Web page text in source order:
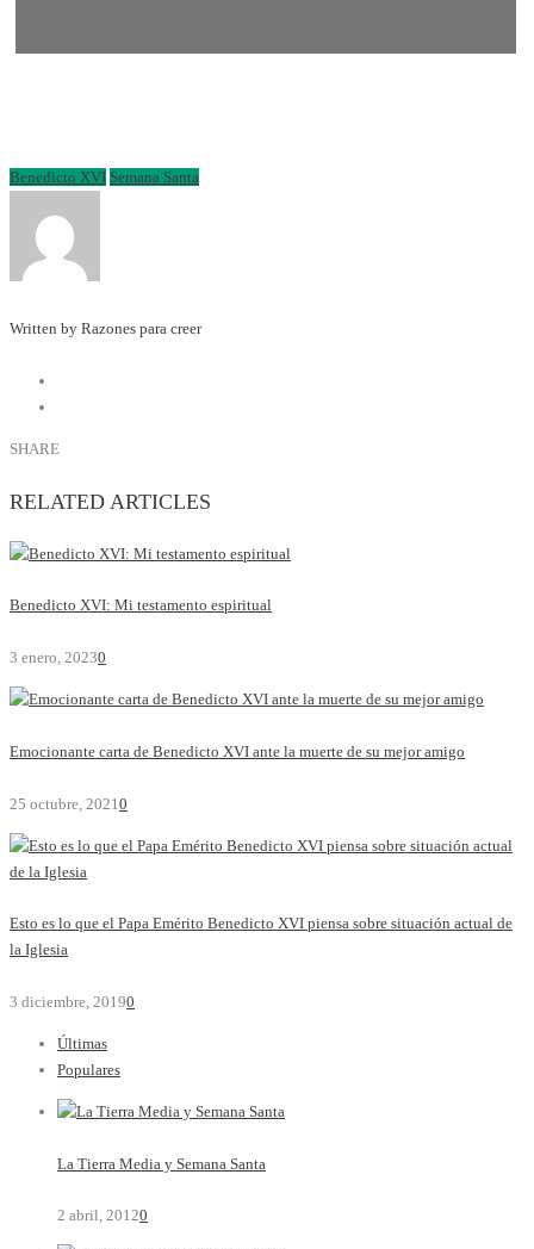
Benedicto XVI Semana Santa
Written by Razones para creer
SHARE
RELATED ARTICLES
Benedicto XVI: Mi testamento espiritual
3 enero, 20230
Emocionante carta de Benedicto XVI ante la muerte de su mejor amigo
25 octubre, 2021 0
Esto es lo que el Papa Emérito Benedicto XVI piensa sobre situación actual de
la Iglesia
3 diciembre, 20190
Últimas
Populares
La Tierra Media y Semana Santa
2 abril, 20120